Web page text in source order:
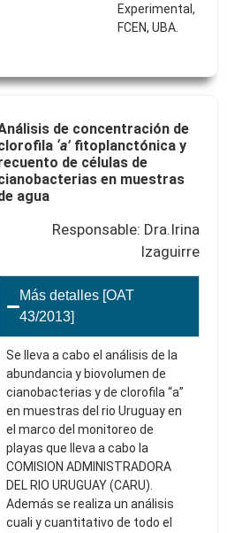
Experimental,
FCEN, UBA.
de concentración de
‘a’ fitoplanctónica y
de células de
en muestras
agua
Responsable: Dra.Irina
Izaguirre
Más detalles [OAT
43/2013]
Se lleva a cabo el análisis de la
abundancia y biovolumen de
cianobacterias y de clorofila “a”
en muestras del rio Uruguay en
el marco del monitoreo de
playas que lleva a cabo la
COMISION ADMINISTRADORA
DEL RIO URUGUAY (CARU).
Además se realiza un análisis
cuali y cuantitativo de todo el